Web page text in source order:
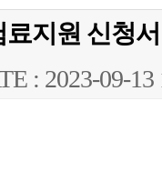
지원 신청
: 2023-09-13